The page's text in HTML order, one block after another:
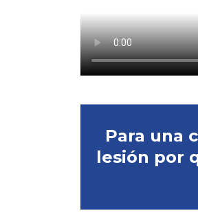
Para una
lesión por